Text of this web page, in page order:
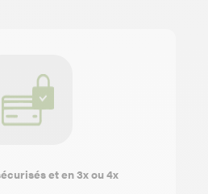
et en 3x ou 4x